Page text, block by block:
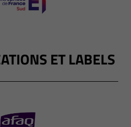
ET LABELS